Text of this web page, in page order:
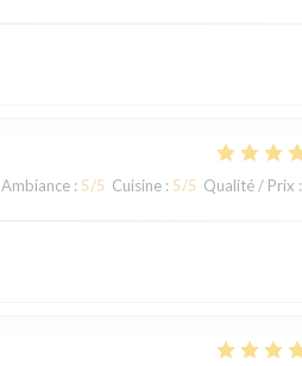
Ambiance : 5/5 Cuisine : 5/5 Qualité / Prix :